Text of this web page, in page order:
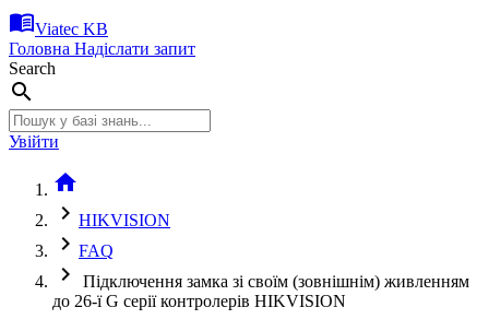
menu_bookViatec KB
Головна Надіслати запит
Search
search
Увійти
home
chevron_right HIKVISION
chevron_right FAQ
chevron_right
Підключення замка зі своїм (зовнішнім) живленням
до 26-ї G серії контролерів HIKVISION